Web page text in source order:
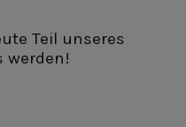
Teil unseres
werden!